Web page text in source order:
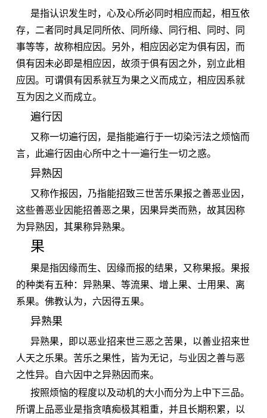
是指认识发生时，心及心所必同时相应而起，相互依
存，二者同时具足同所依、同所缘、同行相、同时、同
事等等，故称相应因。另外，相应因必定为俱有因，而
俱有因未必即是相应因，故须于俱有因之外，别立此相
应因。可谓俱有因系就互为果之义而成立，相应因系就
互为因之义而成立。
遍行因
又称一切遍行因，是指能遍行于一切染污法之烦恼而
言，此遍行因由心所中之十一遍行生一切之惑。
异熟因
又称作报因，乃指能招致三世苦乐果报之善恶业因，
这些善恶业因能招善恶之果，因果异类而熟，故其因称
为异熟因，其果称异熟果。
果
果是指因缘而生、因缘而报的结果，又称果报。果报
的种类有五种：异熟果、等流果、增上果、士用果、离
系果。佛教认为，六因得五果。
异熟果
异熟果，即以恶业招来世三恶之苦果，以善业招来世
人天之乐果。苦乐之果性，皆为无记，与业因之善与恶
之性异。自六因中之异熟因而来。
按照烦恼的程度以及动机的大小而分为上中下三品。
所谓上品恶业是指贪嗔痴极其粗重，并且长期积累，以